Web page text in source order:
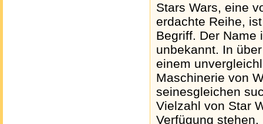
Stars Wars, eine
erdachte Reihe,
Begriff. Der Name
unbekannt. In
einem
Maschinerie von
seinesgleichen
Vielzahl von Star
Verfügung